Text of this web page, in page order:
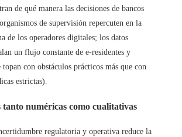
de qué manera las decisiones de bancos
de supervisión repercuten en la
de los operadores digitales; los datos
un flujo constante de e‑residentes y
topan con obstáculos prácticos más que con
estrictas).
tanto numéricas como cualitativas
regulatoria y operativa reduce la